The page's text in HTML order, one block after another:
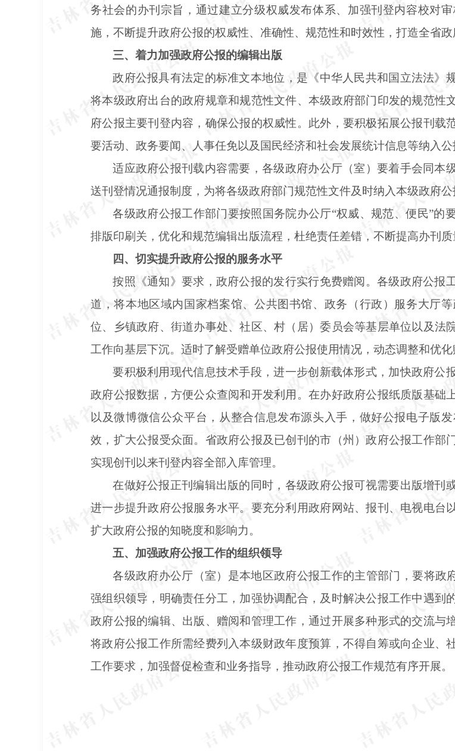
务社会的办刊宗旨，通过建立分级权威发布体系、加强刊登内容校对
施，不断提升政府公报的权威性、准确性、规范性和时效性，打造全省
三、着力加强政府公报的编辑出版
政府公报具有法定的标准文本地位，是《中华人民共和国立法法》
将本级政府出台的政府规章和规范性文件、本级政府部门印发的规范性
府公报主要刊登内容，确保公报的权威性。此外，要积极拓展公报刊载
要活动、政务要闻、人事任免以及国民经济和社会发展统计信息等纳入公
适应政府公报刊载内容需要，各级政府办公厅（室）要着手会同本
送刊登情况通报制度，为将各级政府部门规范性文件及时纳入本级政府公
各级政府公报工作部门要按照国务院办公厅“权威、规范、便民”的
排版印刷关，优化和规范编辑出版流程，杜绝责任差错，不断提高办刊质
四、切实提升政府公报的服务水平
按照《通知》要求，政府公报的发行实行免费赠阅。各级政府公报
道，将本地区域内国家档案馆、公共图书馆、政务（行政）服务大厅
位、乡镇政府、街道办事处、社区、村（居）委员会等基层单位以及法
工作向基层下沉。适时了解受赠单位政府公报使用情况，动态调整和优化
要积极利用现代信息技术手段，进一步创新载体形式，加快政府公
政府公报数据，方便公众查阅和开发利用。在办好政府公报纸质版基础
以及微博微信公众平台，从整合信息发布源头入手，做好公报电子版
效，扩大公报受众面。省政府公报及已创刊的市（州）政府公报工作部
实现创刊以来刊登内容全部入库管理。
在做好公报正刊编辑出版的同时，各级政府公报可视需要出版增刊
进一步提升政府公报服务水平。要充分利用政府网站、报刊、电视电台
扩大政府公报的知晓度和影响力。
五、加强政府公报工作的组织领导
各级政府办公厅（室）是本地区政府公报工作的主管部门，要将政
强组织领导，明确责任分工，加强协调配合，及时解决公报工作中遇到
政府公报的编辑、出版、赠阅和管理工作，通过开展多种形式的交流与
将政府公报工作所需经费列入本级财政年度预算，不得自筹或向企业、
工作要求，加强督促检查和业务指导，推动政府公报工作规范有序开展。